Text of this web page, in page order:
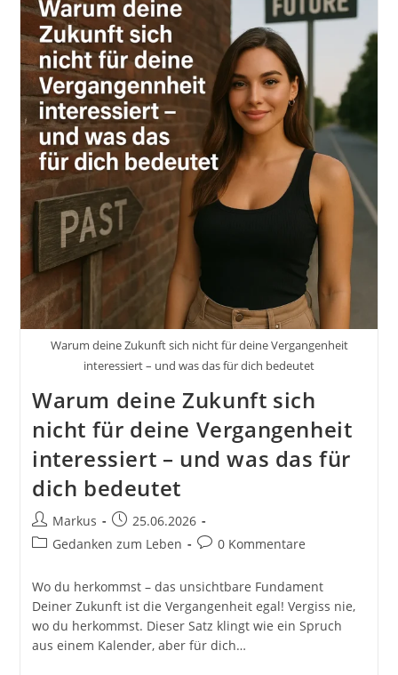
Strategeme
Für
Erfolg
Als
Selbstständiger,
Geschäftsführer
Und
Unternehmer
Warum deine Zukunft sich nicht für deine Vergangenheit
interessiert – und was das für dich bedeutet
Warum deine Zukunft sich
nicht für deine Vergangenheit
interessiert – und was das für
dich bedeutet
Beitrags-
Autor:
Markus
Beitrag
veröffentlicht:
25.06.2026
Beitrags-
Gedanken zum Leben
Beitrags-
0 Kommentare
Wo du herkommst – das unsichtbare Fundament
Deiner Zukunft ist die Vergangenheit egal! Vergiss nie,
wo du herkommst. Dieser Satz klingt wie ein Spruch
aus einem Kalender, aber für dich…